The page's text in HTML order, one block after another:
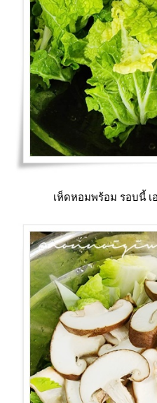
เห็ดหอมพร้อม รอบนี้ เ